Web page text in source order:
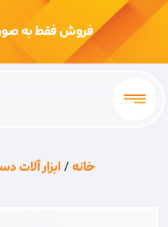
فروش فقط به
خانه/ابزار آلات